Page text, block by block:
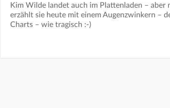
Kim Wilde landet auch im Plattenladen –
erzählt sie heute mit einem Augenzwinkern –
Charts – wie tragisch :-)